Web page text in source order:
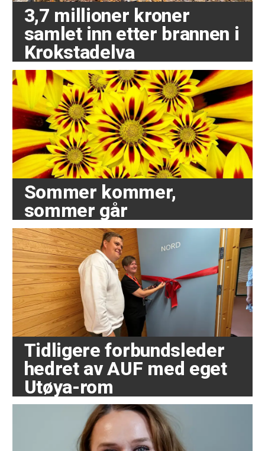
3,7 millioner kroner
samlet inn etter brannen i
Krokstadelva
Sommer kommer,
sommer går
Tidligere forbundsleder
hedret av AUF med eget
Utøya-rom